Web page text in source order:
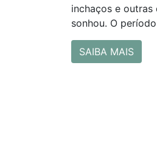
inchaços e
sonhou. O
SAIBA MAIS